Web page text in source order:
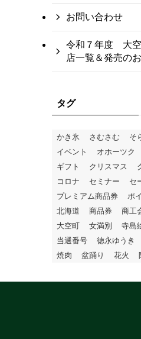
お問い合わせ
令和７年度 大
店一覧＆発売の
タグ
かき氷 さむさむ そ
イベント
オホーツク
ギフト
クリスマス
コロナ
セミナー セ
プレミアム商品券
ポ
北海道
商品券 商工
大空町
女満別 寺島
当選番号
徳永ゆうき
焼肉
盆踊り 花火